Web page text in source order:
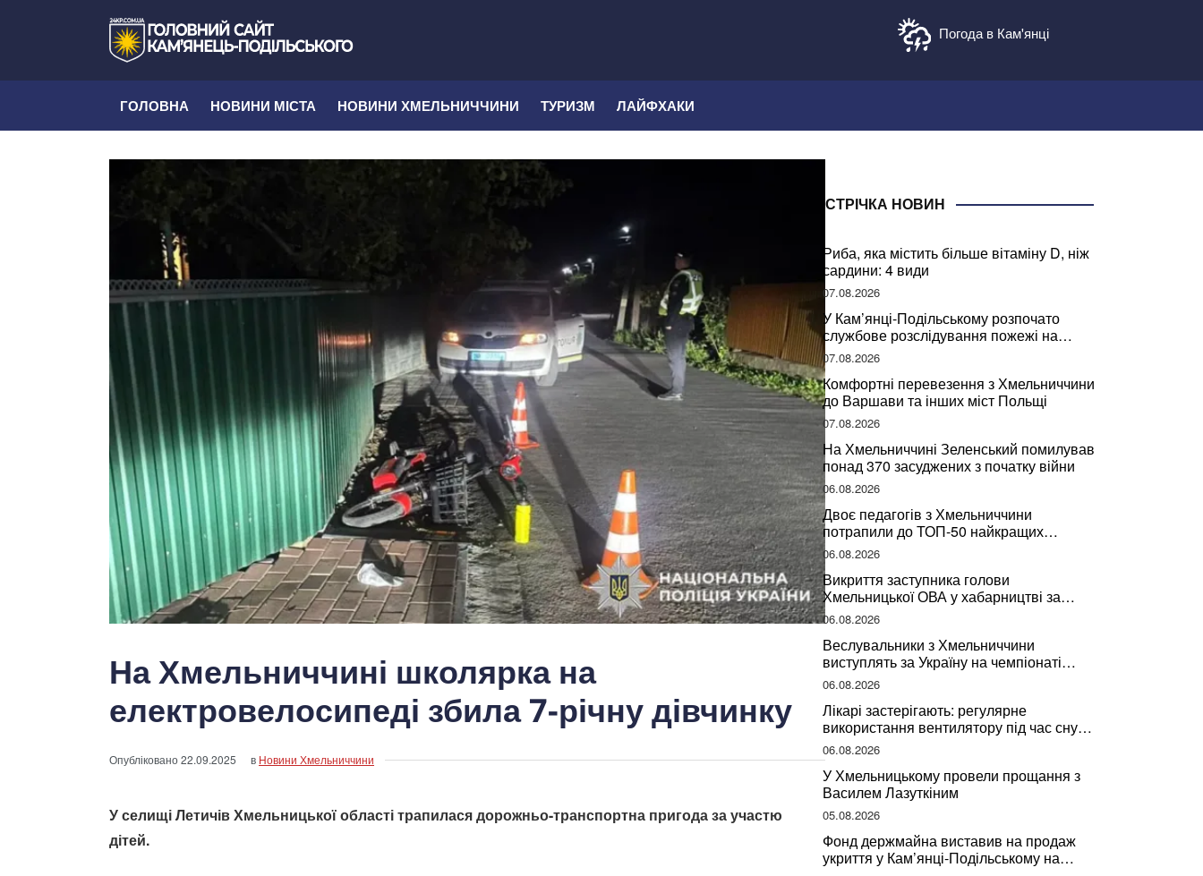
Погода в Кам'янці
ГОЛОВНА НОВИНИ МІСТА НОВИНИ ХМЕЛЬНИЧЧИНИ ТУРИЗМ ЛАЙФХАКИ
На Хмельниччині школярка на
електровелосипеді збила 7-річну дівчинку
Опубліковано22.09.2025 в Новини Хмельниччини
У селищі Летичів Хмельницької області трапилася дорожньо-транспортна пригода за участю
дітей.
СТРІЧКА НОВИН
Риба, яка містить більше вітаміну D, ніж
сардини: 4 види
07.08.2026
У Кам’янці-Подільському розпочато
службове розслідування пожежі на
сміттєзвалищі
07.08.2026
Комфортні перевезення з Хмельниччини
до Варшави та інших міст Польщі
07.08.2026
На Хмельниччині Зеленський помилував
понад 370 засуджених з початку війни
06.08.2026
Двоє педагогів з Хмельниччини
потрапили до ТОП-50 найкращих
учителів України
06.08.2026
Викриття заступника голови
Хмельницької ОВА у хабарництві за
підписання контрактів на ремонт доріг
06.08.2026
Веслувальники з Хмельниччини
виступлять за Україну на чемпіонаті
світу
06.08.2026
Лікарі застерігають: регулярне
використання вентилятору під час сну
може негативно вплинути на ваше
здоров’я
06.08.2026
У Хмельницькому провели прощання з
Василем Лазуткіним
05.08.2026
Фонд держмайна виставив на продаж
укриття у Кам’янці-Подільському на